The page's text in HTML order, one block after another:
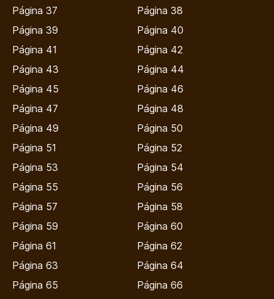
Página 37
Página 38
Página 39
Página 40
Página 41
Página 42
Página 43
Página 44
Página 45
Página 46
Página 47
Página 48
Página 49
Página 50
Página 51
Página 52
Página 53
Página 54
Página 55
Página 56
Página 57
Página 58
Página 59
Página 60
Página 61
Página 62
Página 63
Página 64
Página 65
Página 66